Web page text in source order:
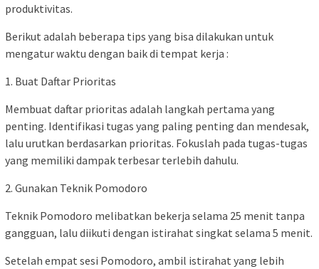
produktivitas.
Berikut adalah beberapa tips yang bisa dilakukan untuk
mengatur waktu dengan baik di tempat kerja :
1. Buat Daftar Prioritas
Membuat daftar prioritas adalah langkah pertama yang
penting. Identifikasi tugas yang paling penting dan mendesak,
lalu urutkan berdasarkan prioritas. Fokuslah pada tugas-tugas
yang memiliki dampak terbesar terlebih dahulu.
2. Gunakan Teknik Pomodoro
Teknik Pomodoro melibatkan bekerja selama 25 menit tanpa
gangguan, lalu diikuti dengan istirahat singkat selama 5 menit.
Setelah empat sesi Pomodoro, ambil istirahat yang lebih